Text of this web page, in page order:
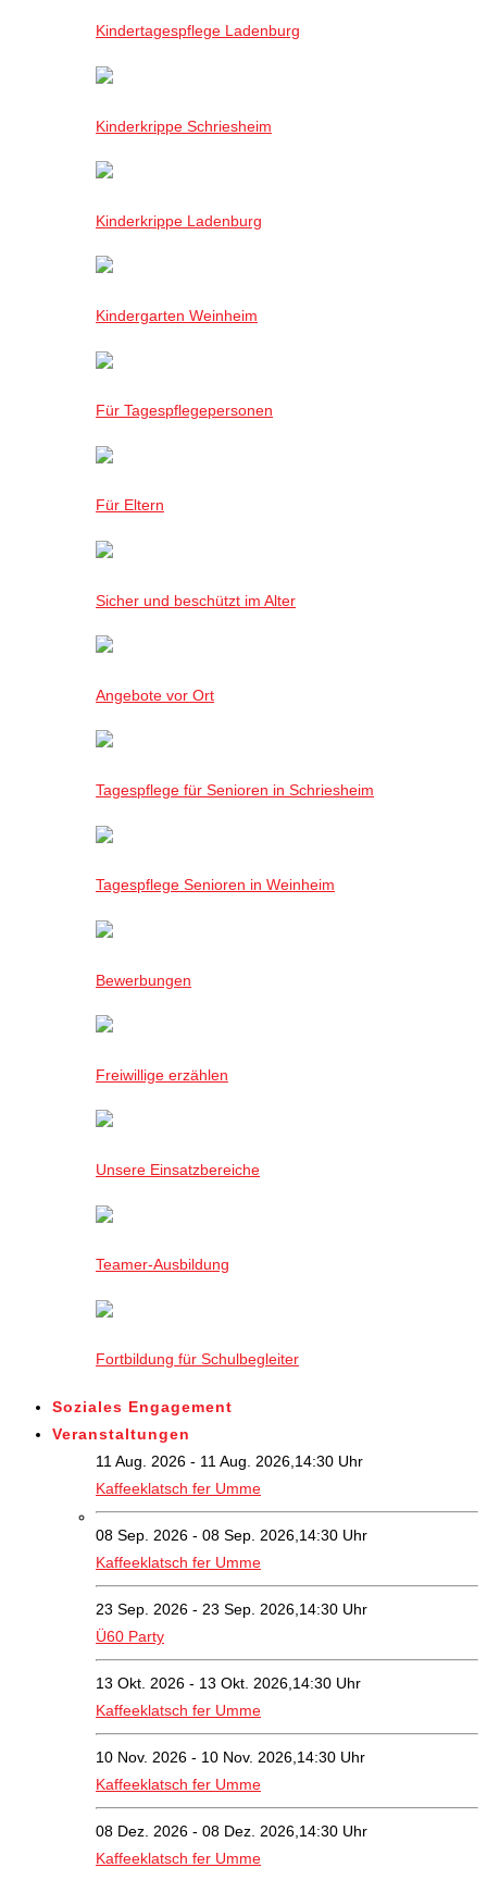
Kindertagespflege Ladenburg
Kinderkrippe Schriesheim
Kinderkrippe Ladenburg
Kindergarten Weinheim
Für Tagespflegepersonen
Für Eltern
Sicher und beschützt im Alter
Angebote vor Ort
Tagespflege für Senioren in Schriesheim
Tagespflege Senioren in Weinheim
Bewerbungen
Freiwillige erzählen
Unsere Einsatzbereiche
Teamer-Ausbildung
Fortbildung für Schulbegleiter
Soziales Engagement
Veranstaltungen
11 Aug. 2026 - 11 Aug. 2026,14:30 Uhr
Kaffeeklatsch fer Umme
08 Sep. 2026 - 08 Sep. 2026,14:30 Uhr
Kaffeeklatsch fer Umme
23 Sep. 2026 - 23 Sep. 2026,14:30 Uhr
Ü60 Party
13 Okt. 2026 - 13 Okt. 2026,14:30 Uhr
Kaffeeklatsch fer Umme
10 Nov. 2026 - 10 Nov. 2026,14:30 Uhr
Kaffeeklatsch fer Umme
08 Dez. 2026 - 08 Dez. 2026,14:30 Uhr
Kaffeeklatsch fer Umme